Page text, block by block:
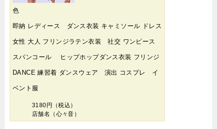
色
即納 レディース ダンス衣装 キャミソール ドレス
女性 大人 フリンジラテン衣装 社交 ワンピース
スパンコール ヒップホップダンス衣装 フリンジ
DANCE 練習着 ダンスウェア 演出 コスプレ イ
ベント服
3180円（税込）
店舗名（心々音）